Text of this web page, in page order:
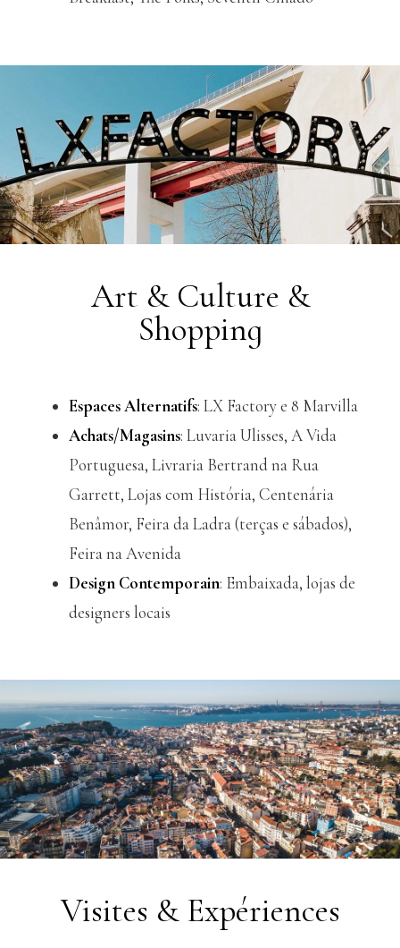
Art & Culture &
Shopping
Espaces Alternatifs: LX Factory e 8 Marvilla
Achats/Magasins: Luvaria Ulisses, A Vida
Portuguesa, Livraria Bertrand na Rua
Garrett, Lojas com História, Centenária
Benâmor, Feira da Ladra (terças e sábados),
Feira na Avenida
Design Contemporain: Embaixada, lojas de
designers locais
Visites & Expériences